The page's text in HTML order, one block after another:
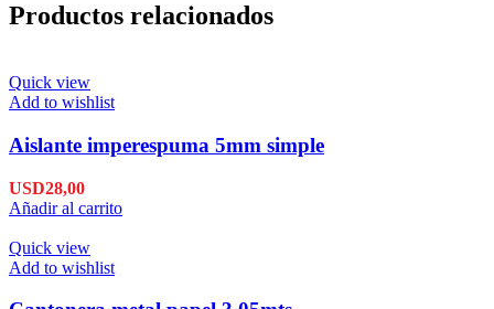
Productos relacionados
Quick view
Add to wishlist
Aislante imperespuma 5mm simple
USD28,00
Añadir al carrito
Quick view
Add to wishlist